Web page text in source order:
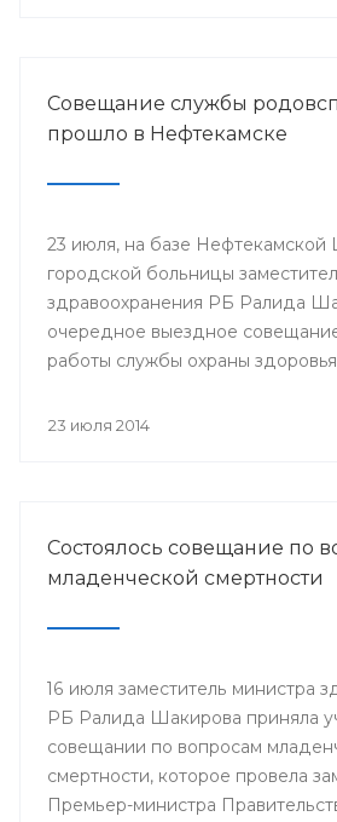
Совещание службы
прошло в Нефтекамске
23 июля, на базе Нефтекамской
городской больницы
здравоохранения РБ Ралида
очередное выездное
работы службы охраны
организациями, курируемыми
23 июля 2014
Состоялось совещание по
младенческой смертности
16 июля заместитель министра
РБ Ралида Шакирова приняла
совещании по вопросам
смертности, которое провела
Премьер-министра